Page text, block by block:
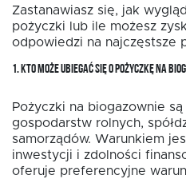
Zastanawiasz się, jak
pożyczki lub ile możesz
odpowiedzi na najczęstsze
1. KTO MOŻE UBIEGAĆ SIĘ O POŻYCZKĘ NA
Pożyczki na biogazownie
gospodarstw rolnych,
samorządów. Warunkiem
inwestycji i zdolności
oferuje preferencyjne